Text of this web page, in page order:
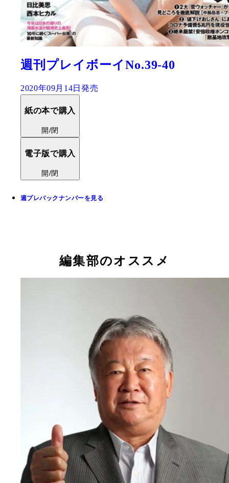
週刊プレイボーイNo.39-40
2020年09月14日発売
紙の本で購入
開/閉
電子版で購入
開/閉
週プレバックナンバーを見る
編集部のオススメ